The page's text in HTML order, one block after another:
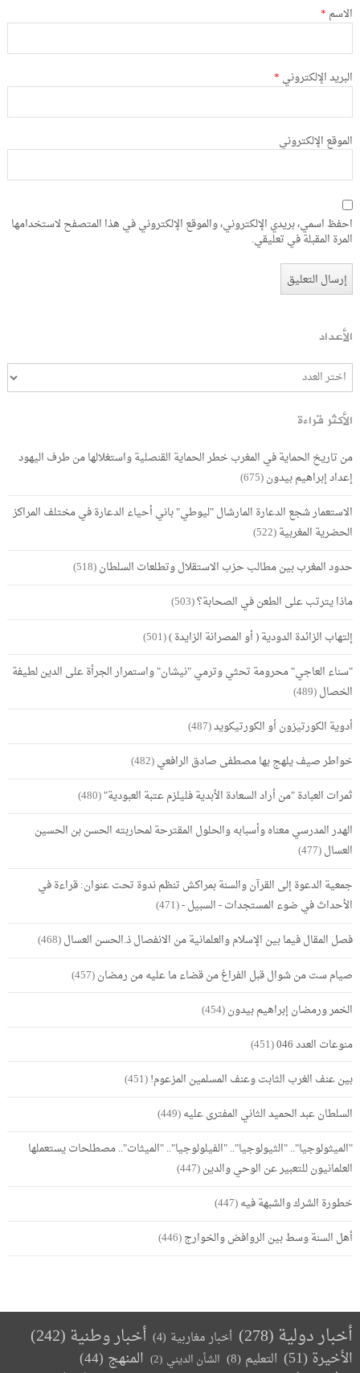
الاسم *
البريد الإلكتروني *
الموقع الإلكتروني
احفظ اسمي، بريدي الإلكتروني، والموقع الإلكتروني في هذا المتصفح لاستخدامها
المرة المقبلة في تعليقي.
الأعداد
الأكثر قراءة
من تاريخ الحماية في المغرب خطر الحماية القنصلية واستغلالها من طرف اليهود
إعداد إبراهيم بيدون(675)
الاستعمار شجع الدعارة المارشال "ليوطي" باني أحياء الدعارة في مختلف المراكز
الحضرية المغربية(522)
حدود المغرب بين مطالب حزب الاستقلال وتطلعات السلطان(518)
ماذا يترتب على الطعن في الصحابة؟(503)
إلتهاب الزائدة الدودية ( أو المصرانة الزايدة )(501)
"سناء العاجي" محرومة تحثي وترمي "نيشان" واستمرار الجرأة على الدين لطيفة
الخصال(489)
أدوية الكورتيزون أو الكورتيكويد(487)
خواطر صيف يلهج بها مصطفى صادق الرافعي(482)
ثمرات العبادة "من أراد السعادة الأبدية فليلزم عتبة العبودية"(480)
الهدر المدرسي معناه وأسبابه والحلول المقترحة لمحاربته الحسن بن الحسين
العسال(477)
جمعية الدعوة إلى القرآن والسنة بمراكش تنظم ندوة تحت عنوان: قراءة في
الأحداث في ضوء المستجدات - السبيل -(471)
فصل المقال فيما بين الإسلام والعلمانية من الانفصال ذ.الحسن العسال(468)
صيام ست من شوال قبل الفراغ من قضاء ما عليه من رمضان(457)
الخمر ورمضان إبراهيم بيدون(454)
منوعات العدد 046
(451)
بين عنف الغرب الثابت وعنف المسلمين المزعوم!(451)
السلطان عبد الحميد الثاني المفترى عليه(449)
"الميثولوجيا".. "الثيولوجيا".. "الفيلولوجيا".. "الميثات".. مصطلحات يستعملها
العلمانيون للتعبير عن الوحي والدين(447)
خطورة الشرك والشبهة فيه(447)
أهل السنة وسط بين الروافض والخوارج(446)
أخبار دولية (278) أخبار مغاربية (4) أخبار وطنية(242)
الأخيرة (51) التعليم (8) الشأن الديني (2) المنهج (44)